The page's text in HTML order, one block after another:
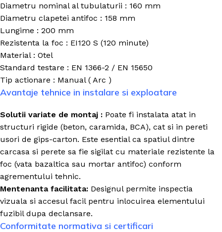
Diametru nominal al tubulaturii : 160 mm
Diametru clapetei antifoc : 158 mm
Lungime : 200 mm
Rezistenta la foc : EI120 S (120 minute)
Material : Otel
Standard testare : EN 1366-2 / EN 15650
Tip actionare : Manual ( Arc )
Avantaje tehnice in instalare si exploatare
Solutii variate de montaj : Poate fi instalata atat in
structuri rigide (beton, caramida, BCA), cat si in pereti
usori de gips-carton. Este esential ca spatiul dintre
carcasa si perete sa fie sigilat cu materiale rezistente la
foc (vata bazaltica sau mortar antifoc) conform
agrementului tehnic.
Mentenanta facilitata: Designul permite inspectia
vizuala si accesul facil pentru inlocuirea elementului
fuzibil dupa declansare.
Conformitate normativa si certificari